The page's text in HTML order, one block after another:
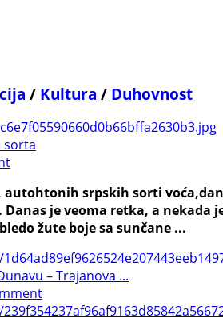
/ Kultura / Duhovnost
sorta
autohtonih srpskih sorti
je veoma retka, a nekada
žute boje sa sunčane ...
– Trajanova ...